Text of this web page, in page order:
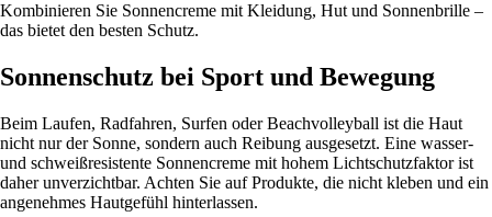
Kombinieren Sie Sonnencreme mit Kleidung, Hut und Sonnenbrille –
das bietet den besten Schutz.
Sonnenschutz bei Sport und Bewegung
Beim Laufen, Radfahren, Surfen oder Beachvolleyball ist die Haut
nicht nur der Sonne, sondern auch Reibung ausgesetzt. Eine wasser-
und schweißresistente Sonnencreme mit hohem Lichtschutzfaktor ist
daher unverzichtbar. Achten Sie auf Produkte, die nicht kleben und ein
angenehmes Hautgefühl hinterlassen.